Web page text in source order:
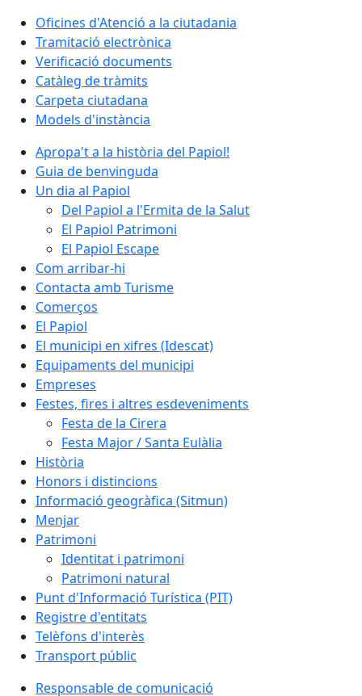
Oficines d'Atenció a la ciutadania
Tramitació electrònica
Verificació documents
Catàleg de tràmits
Carpeta ciutadana
Models d'instància
Apropa't a la història del Papiol!
Guia de benvinguda
Un dia al Papiol
Del Papiol a l'Ermita de la Salut
El Papiol Patrimoni
El Papiol Escape
Com arribar-hi
Contacta amb Turisme
Comerços
El Papiol
El municipi en xifres (Idescat)
Equipaments del municipi
Empreses
Festes, fires i altres esdeveniments
Festa de la Cirera
Festa Major / Santa Eulàlia
Història
Honors i distincions
Informació geogràfica (Sitmun)
Menjar
Patrimoni
Identitat i patrimoni
Patrimoni natural
Punt d'Informació Turística (PIT)
Registre d'entitats
Telèfons d'interès
Transport públic
Responsable de comunicació